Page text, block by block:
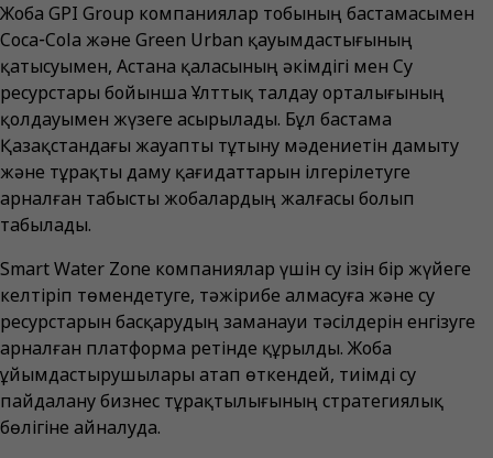
Жоба GPI Group компаниялар тобының бастамасымен
Coca‑Cola және Green Urban қауымдастығының
қатысуымен, Астана қаласының әкімдігі мен Су
ресурстары бойынша Ұлттық талдау орталығының
қолдауымен жүзеге асырылады. Бұл бастама
Қазақстандағы жауапты тұтыну мәдениетін дамыту
және тұрақты даму қағидаттарын ілгерілетуге
арналған табысты жобалардың жалғасы болып
табылады.
Smart Water Zone компаниялар үшін су ізін бір жүйеге
келтіріп төмендетуге, тәжірибе алмасуға және су
ресурстарын басқарудың заманауи тәсілдерін енгізуге
арналған платформа ретінде құрылды. Жоба
ұйымдастырушылары атап өткендей, тиімді су
пайдалану бизнес тұрақтылығының стратегиялық
бөлігіне айналуда.